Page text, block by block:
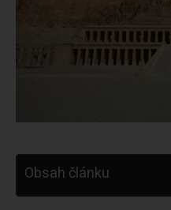
Obsah článku